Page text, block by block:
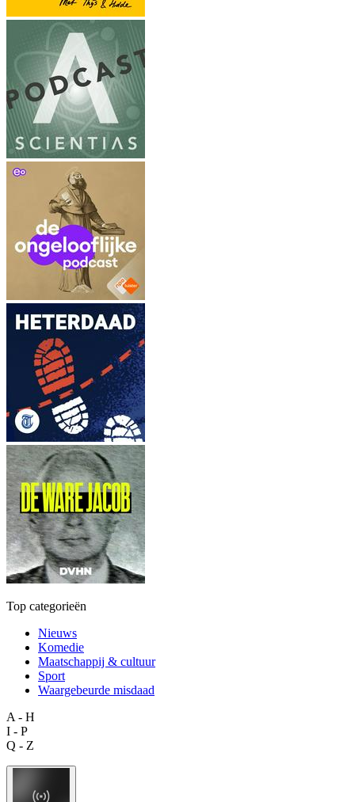
Top categorieën
Nieuws
Komedie
Maatschappij & cultuur
Sport
Waargebeurde misdaad
A - H
I - P
Q - Z